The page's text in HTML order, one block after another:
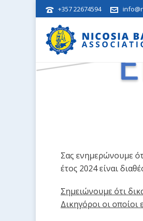
+357 22674594
Σας ενημερώνουμε
έτος 2024 είναι
Σημειώνουμε ότι
Δικηγόροι οι οποίοι